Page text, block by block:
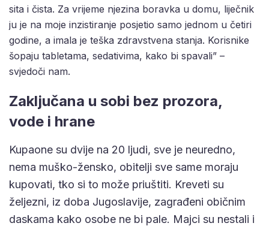
sita i čista. Za vrijeme njezina boravka u domu, liječnik
ju je na moje inzistiranje posjetio samo jednom u četiri
godine, a imala je teška zdravstvena stanja. Korisnike
šopaju tabletama, sedativima, kako bi spavali” –
svjedoči nam.
Zaključana u sobi bez prozora,
vode i hrane
Kupaone su dvije na 20 ljudi, sve je neuredno,
nema muško-žensko, obitelji sve same moraju
kupovati, tko si to može priuštiti. Kreveti su
željezni, iz doba Jugoslavije, zagrađeni običnim
daskama kako osobe ne bi pale. Majci su nestali i